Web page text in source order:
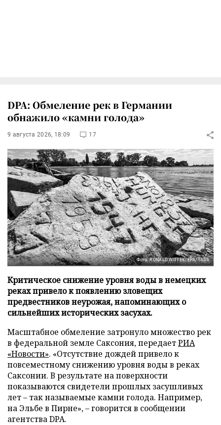
DPA: Обмеление рек в Германии
обнажило «камни голода»
9 августа 2026, 18:09 17
Фото: RONALD WITTEK/EPA/TASS
Критическое снижение уровня воды в немецких
реках привело к появлению зловещих
предвестников неурожая, напоминающих о
сильнейших исторических засухах.
Масштабное обмеление затронуло множество рек
в федеральной земле Саксония, передаетРИА
«Новости». «Отсутствие дождей привело к
повсеместному снижению уровня воды в реках
Саксонии. В результате на поверхности
показываются свидетели прошлых засушливых
лет – так называемые камни голода. Например,
на Эльбе в Пирне», – говорится в сообщении
агентства DPA.